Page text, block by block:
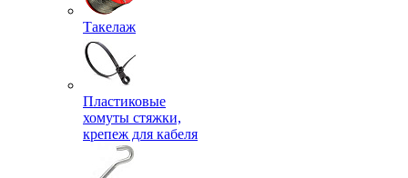
Такелаж
Пластиковые
хомуты стяжки,
крепеж для кабеля